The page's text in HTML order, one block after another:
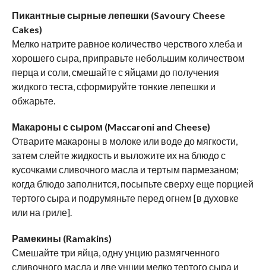
Пикантные сырные лепешки (Savoury Cheese
Cakes)
Мелко натрите равное количество черствого хлеба и
хорошего сыра, приправьте небольшим количеством
перца и соли, смешайте с яйцами до получения
жидкого теста, сформируйте тонкие лепешки и
обжарьте.
Макароны с сыром (Maccaroni and Cheese)
Отварите макароны в молоке или воде до мягкости,
затем слейте жидкость и выложите их на блюдо с
кусочками сливочного масла и тертым пармезаном;
когда блюдо заполнится, посыпьте сверху еще порцией
тертого сыра и подрумяньте перед огнем [в духовке
или на гриле].
Рамекины (Ramakins)
Смешайте три яйца, одну унцию размягченного
сливочного масла и две унции мелко тертого сыра и